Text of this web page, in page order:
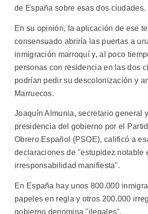
de España sobre esas dos ciudades.
En su opinión, la aplicación de ese
consensuado abriría las puertas a
inmigración marroquí y, al poco
personas con residencia en las dos
podrían pedir su descolonización y
Marruecos.
Joaquín Almunia, secretario general
presidencia del gobierno por el
Obrero Español (PSOE), calificó a
declaraciones de "estupidez notable
irresponsabilidad manifiesta".
En España hay unos 800.000
papeles en regla y otros 200.000
gobierno denomina "ilegales".